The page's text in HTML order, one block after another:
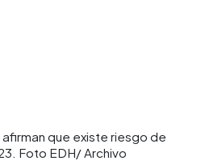
que existe riesgo de
Foto EDH/ Archivo